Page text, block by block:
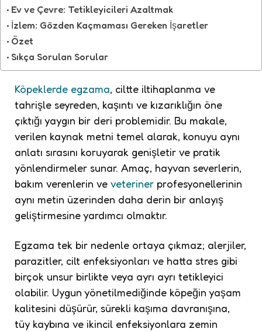
Ev ve Çevre: Tetikleyicileri Azaltmak
İzlem: Gözden Kaçmaması Gereken İşaretler
Özet
Sıkça Sorulan Sorular
Köpeklerde egzama, ciltte iltihaplanma ve
tahrişle seyreden, kaşıntı ve kızarıklığın öne
çıktığı yaygın bir deri problemidir. Bu makale,
verilen kaynak metni temel alarak, konuyu aynı
anlatı sırasını koruyarak genişletir ve pratik
yönlendirmeler sunar. Amaç, hayvan severlerin,
bakım verenlerin ve veteriner profesyonellerinin
aynı metin üzerinden daha derin bir anlayış
geliştirmesine yardımcı olmaktır.
Egzama tek bir nedenle ortaya çıkmaz; alerjiler,
parazitler, cilt enfeksiyonları ve hatta stres gibi
birçok unsur birlikte veya ayrı ayrı tetikleyici
olabilir. Uygun yönetilmediğinde köpeğin yaşam
kalitesini düşürür, sürekli kaşıma davranışına,
tüy kaybına ve ikincil enfeksiyonlara zemin